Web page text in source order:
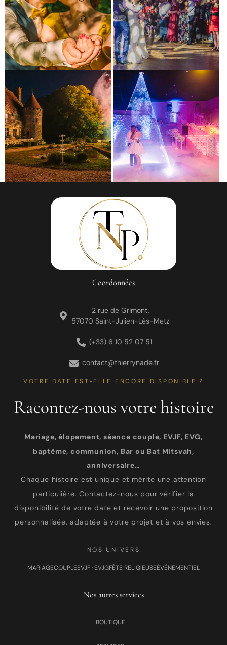
Coordonnées
2 rue de Grimont,
57070 Saint-Julien-Lès-Metz
(+33) 6 10 52 07 51
contact@thierrynade.fr
VOTRE DATE EST-ELLE ENCORE DISPONIBLE ?
Racontez-nous votre histoire
Mariage, élopement, séance couple, EVJF, EVG,
baptême, communion, Bar ou Bat Mitsvah,
anniversaire…
Chaque histoire est unique et mérite une attention
particulière. Contactez-nous pour vérifier la
disponibilité de votre date et recevoir une proposition
personnalisée, adaptée à votre projet et à vos envies.
NOS UNIVERS
MARIAGECOUPLEEVJF · EVJGFÊTE RELIGIEUSEÉVÉNEMENTIEL
Nos autres services
BOUTIQUE